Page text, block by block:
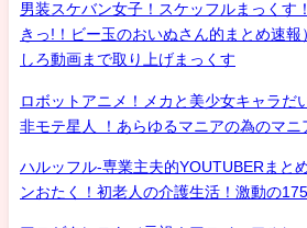
男装スケバン女子！スケッフルまっくす
きっ!！ビー玉のおいぬさん的まとめ速
しろ動画まで取り上げまっくす
ロボットアニメ！メカと美少女キャラだ
非モテ星人 ！あらゆるマニアの為のマニ
ハルッフル-専業主夫的YOUTUBERまと
ンおたく！初老人の介護生活！激動の